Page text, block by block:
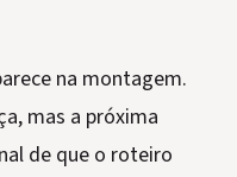
na montagem.
mas a próxima
de que o roteiro